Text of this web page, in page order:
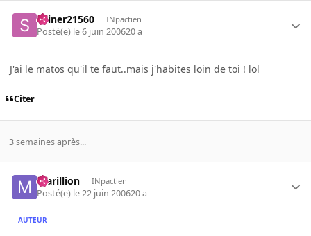
skiner21560 INpactien
Posté(e) le 6 juin 200620 a
J'ai le matos qu'il te faut..mais j'habites loin de toi ! lol
Citer
3 semaines après...
marillion INpactien
Posté(e) le 22 juin 200620 a
AUTEUR